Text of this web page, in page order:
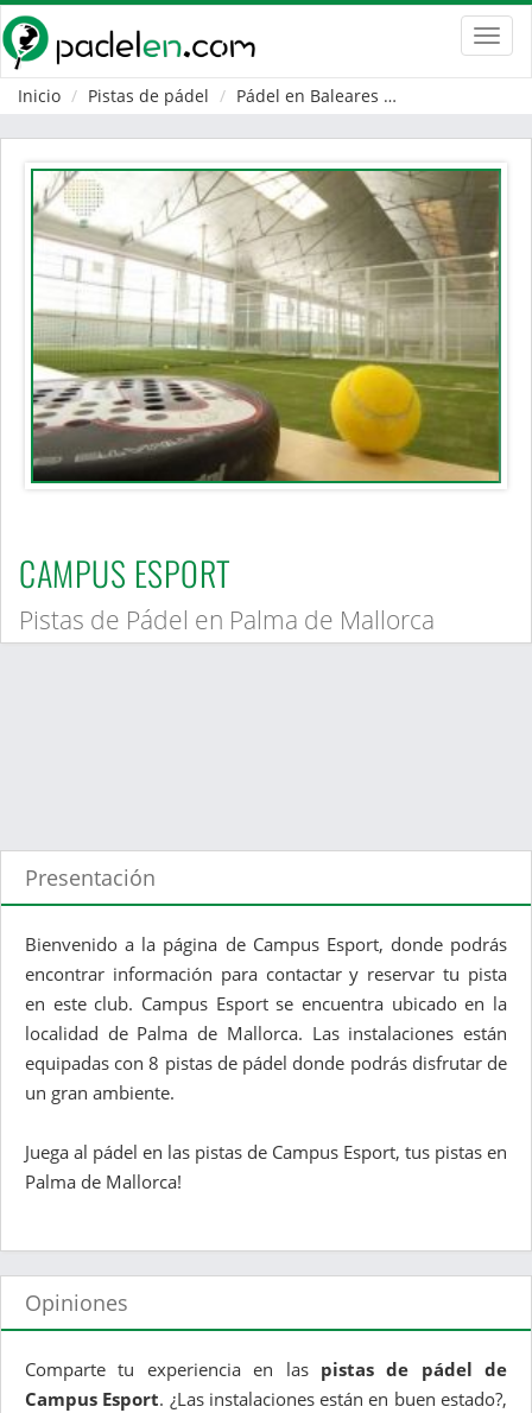
Inicio
Pistas de pádel Pádel en Baleares
CAMPUS ESPORT
Pistas de Pádel en Palma de Mallorca
Presentación
Bienvenido a la página de Campus Esport, donde podrás
encontrar información para contactar y reservar tu pista
en este club. Campus Esport se encuentra ubicado en la
localidad de Palma de Mallorca. Las instalaciones están
equipadas con 8 pistas de pádel donde podrás disfrutar de
un gran ambiente.
Juega al pádel en las pistas de Campus Esport, tus pistas en
Palma de Mallorca!
Opiniones
Comparte tu experiencia en las pistas de pádel de
Campus Esport. ¿Las instalaciones están en buen estado?,